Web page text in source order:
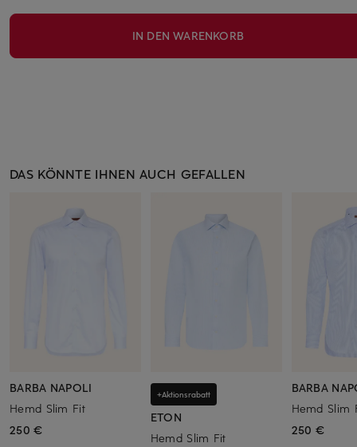
IN DEN WARENKORB
DAS KÖNNTE IHNEN AUCH GEFALLEN
BARBA NAPOLI
Hemd Slim Fit
250 €
+Aktionsrabatt
ETON
Hemd Slim Fit
BARBA
Hemd Slim
250 €